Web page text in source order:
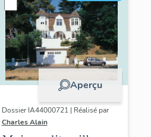
Aperçu
Dossier IA44000721 | Réalisé par
Charles Alain